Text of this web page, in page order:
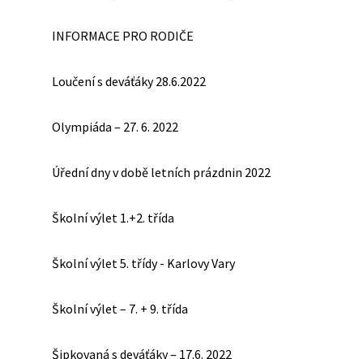
INFORMACE PRO RODIČE
Loučení s deváťáky 28.6.2022
Olympiáda – 27. 6. 2022
Úřední dny v době letních prázdnin 2022
Školní výlet 1.+2. třída
Školní výlet 5. třídy - Karlovy Vary
Školní výlet – 7. + 9. třída
Šipkovaná s deváťáky – 17.6. 2022